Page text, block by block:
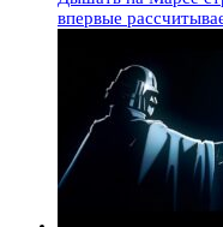
впервые